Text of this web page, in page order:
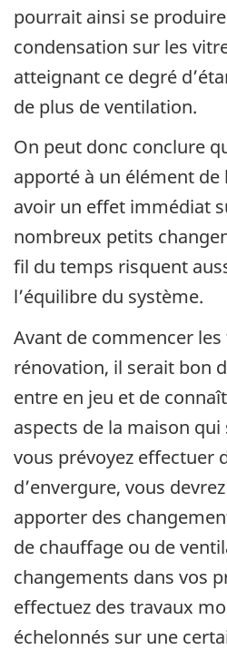
pourrait ainsi se
condensation sur les
atteignant ce degré
de plus de ventilation.
On peut donc conclure
apporté à un élément
avoir un effet immédiat
nombreux petits
fil du temps risquent
l’équilibre du système.
Avant de commencer
rénovation, il serait bon
entre en jeu et de
aspects de la maison
vous prévoyez effectuer
d’envergure, vous
apporter des
de chauffage ou de
changements dans vos
effectuez des travaux
échelonnés sur une